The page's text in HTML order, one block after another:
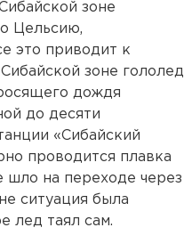
зоне
Цельсию,
это приводит к
зоне гололед
дождя
до десяти
«Сибайский
проводится плавка
шло на переходе через
ситуация была
лед таял сам.